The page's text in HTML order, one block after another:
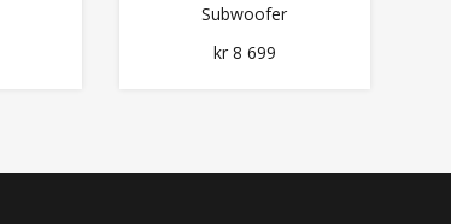
Subwoofer
kr 8 699